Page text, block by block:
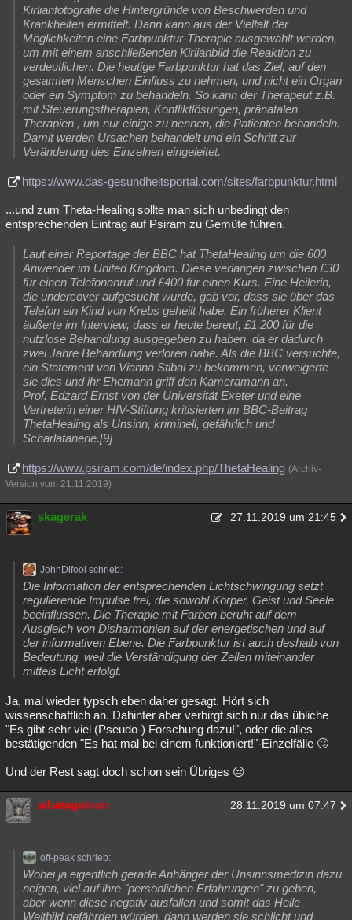
Kirlianfotografie die Hintergründe von Beschwerden und
Krankheiten ermittelt. Dann kann aus der Vielfalt der
Möglichkeiten eine Farbpunktur-Therapie ausgewählt werden,
um mit einem anschließenden Kirlianbild die Reaktion zu
verdeutlichen. Die heutige Farbpunktur hat das Ziel, auf den
gesamten Menschen Einfluss zu nehmen, und nicht ein Organ
oder ein Symptom zu behandeln. So kann der Therapeut z.B.
mit Steuerungstherapien, Konfliktlösungen, pränatalen
Therapien , um nur einige zu nennen, die Patienten behandeln.
Damit werden Ursachen behandelt und ein Schritt zur
Veränderung des Einzelnen eingeleitet.
https://www.das-gesundheitsportal.com/sites/farbpunktur.html
...und zum Theta-Healing sollte man sich unbedingt den
entsprechenden Eintrag auf Psiram zu Gemüte führen.
Laut einer Reportage der BBC hat ThetaHealing um die 600
Anwender im United Kingdom. Diese verlangen zwischen £30
für einen Telefonanruf und £400 für einen Kurs. Eine Heilerin,
die undercover aufgesucht wurde, gab vor, dass sie über das
Telefon ein Kind von Krebs geheilt habe. Ein früherer Klient
äußerte im Interview, dass er heute bereut, £1.200 für die
nutzlose Behandlung ausgegeben zu haben, da er dadurch
zwei Jahre Behandlung verloren habe. Als die BBC versuchte,
ein Statement von Vianna Stibal zu bekommen, verweigerte
sie dies und ihr Ehemann griff den Kameramann an.
Prof. Edzard Ernst von der Universität Exeter und eine
Vertreterin einer HIV-Stiftung kritisierten im BBC-Beitrag
ThetaHealing als Unsinn, kriminell, gefährlich und
Scharlatanerie.[9]
https://www.psiram.com/de/index.php/ThetaHealing (Archiv-
Version vom 21.11.2019)
skagerak 27.11.2019 um 21:45
JohnDifool schrieb:
Die Information der entsprechenden Lichtschwingung setzt
regulierende Impulse frei, die sowohl Körper, Geist und Seele
beeinflussen. Die Therapie mit Farben beruht auf dem
Ausgleich von Disharmonien auf der energetischen und auf
der informativen Ebene. Die Farbpunktur ist auch deshalb von
Bedeutung, weil die Verständigung der Zellen miteinander
mittels Licht erfolgt.
Ja, mal wieder typsch eben daher gesagt. Hört sich
wissenschaftlich an. Dahinter aber verbirgt sich nur das übliche
"Es gibt sehr viel (Pseudo-) Forschung dazu!", oder die alles
bestätigenden "Es hat mal bei einem funktioniert!"-Einzelfälle 🙄
Und der Rest sagt doch schon sein Übriges 😒
whatsgoinon 28.11.2019 um 07:47
off-peak schrieb:
Wobei ja eigentlich gerade Anhänger der Unsinnsmedizin dazu
neigen, viel auf ihre "persönlichen Erfahrungen" zu geben,
aber wenn diese negativ ausfallen und somit das Heile
Weltbild gefährden würden, dann werden sie schlicht und